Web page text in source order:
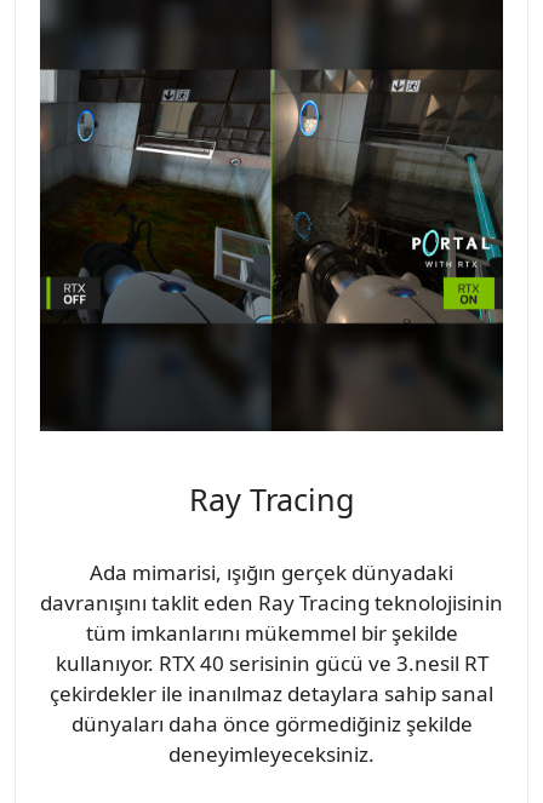
Ray Tracing
Ada mimarisi, ışığın gerçek dünyadaki
davranışını taklit eden Ray Tracing teknolojisinin
tüm imkanlarını mükemmel bir şekilde
kullanıyor. RTX 40 serisinin gücü ve 3.nesil RT
çekirdekler ile inanılmaz detaylara sahip sanal
dünyaları daha önce görmediğiniz şekilde
deneyimleyeceksiniz.